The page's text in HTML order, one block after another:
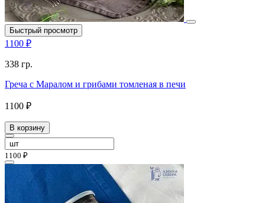
Быстрый просмотр
1100 ₽
338 гр.
Греча с Маралом и грибами томленая в печи
1100 ₽
В корзину
1100 ₽